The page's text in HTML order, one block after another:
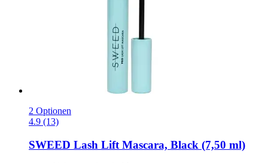
2 Optionen
4.9 (13)
SWEED Lash Lift Mascara, Black (7,50 ml)